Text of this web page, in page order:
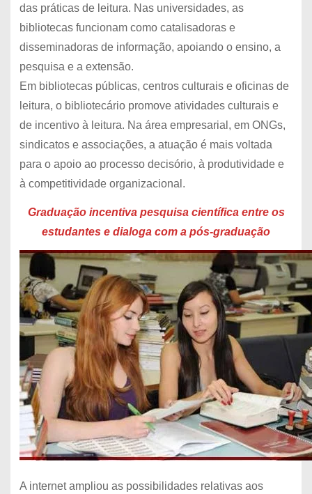
das práticas de leitura. Nas universidades, as
bibliotecas funcionam como catalisadoras e
disseminadoras de informação, apoiando o ensino, a
pesquisa e a extensão.
Em bibliotecas públicas, centros culturais e oficinas de
leitura, o bibliotecário promove atividades culturais e
de incentivo à leitura. Na área empresarial, em ONGs,
sindicatos e associações, a atuação é mais voltada
para o apoio ao processo decisório, à produtividade e
à competitividade organizacional.
Graduação incentiva pesquisa científica entre os
estudantes e dialoga com a pós-graduação
A internet ampliou as possibilidades relativas aos